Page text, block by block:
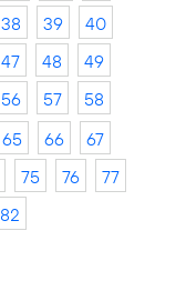
38 39
40
47 48
49
56 57
58
65 66
67
75 76
77
82